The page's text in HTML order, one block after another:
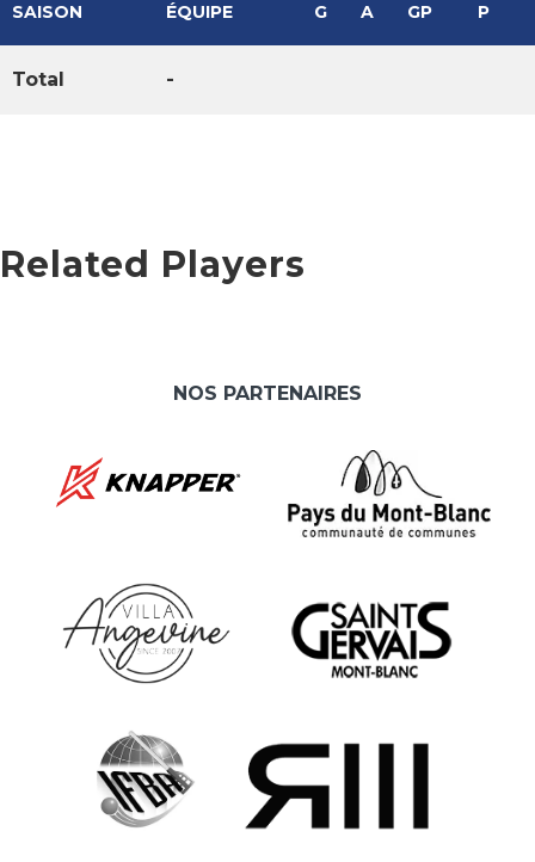
SAISON ÉQUIPE G A GP P
Total -
Related Players
NOS PARTENAIRES